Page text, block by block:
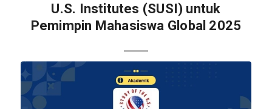
U.S. Institutes (SUSI) untuk
Pemimpin Mahasiswa Global 2025